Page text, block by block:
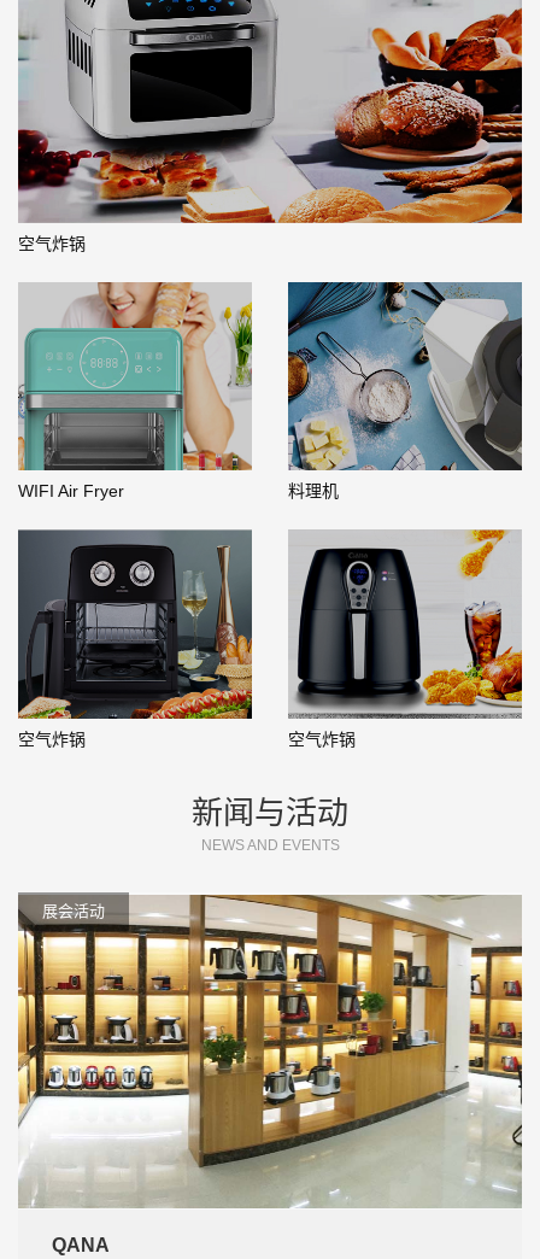
空气炸锅
WIFI Air Fryer 料理机
空气炸锅 空气炸锅
新闻与活动
NEWS AND EVENTS
展会活动
QANA